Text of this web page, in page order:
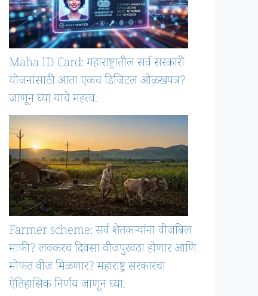
Maha ID Card: महाराष्ट्रातील सर्व सरकारी
योजनांसाठी आता एकच डिजिटल ओळखपत्र?
जाणून घ्या याचे महत्व.
Farmer scheme: सर्व शेतकऱ्यांना वीजबिल
माफी? लवकरच दिवसा वीजपुरवठा होणार आणि
मोफत वीज मिळणार? महाराष्ट्र सरकारचा
ऐतिहासिक निर्णय जाणून घ्या.